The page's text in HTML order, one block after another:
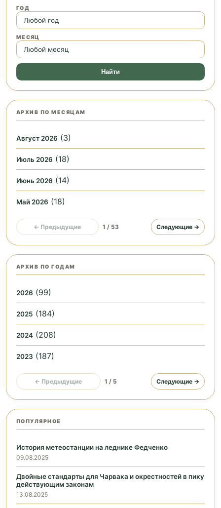
ГОД
МЕСЯЦ
Найти
АРХИВ ПО МЕСЯЦАМ
Август 2026 (3)
Июль 2026 (18)
Июнь 2026 (14)
Май 2026 (18)
← Предыдущие 1 / 53 Следующие →
АРХИВ ПО ГОДАМ
2026 (99)
2025 (184)
2024 (208)
2023 (187)
← Предыдущие 1 / 5 Следующие →
ПОПУЛЯРНОЕ
История метеостанции на леднике Федченко
09.08.2025
Двойные стандарты для Чарвака и окрестностей в пику
действующим законам
13.08.2025